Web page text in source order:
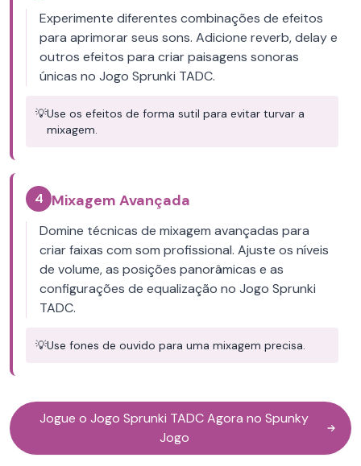
Experimente diferentes combinações de efeitos
para aprimorar seus sons. Adicione reverb, delay e
outros efeitos para criar paisagens sonoras
únicas no Jogo Sprunki TADC.
💡Use os efeitos de forma sutil para evitar turvar a
mixagem.
4 Mixagem Avançada
Domine técnicas de mixagem avançadas para
criar faixas com som profissional. Ajuste os níveis
de volume, as posições panorâmicas e as
configurações de equalização no Jogo Sprunki
TADC.
💡Use fones de ouvido para uma mixagem precisa.
Jogue o Jogo Sprunki TADC Agora no Spunky
Jogo